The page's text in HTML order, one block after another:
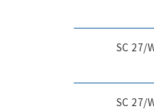
SC 27/
SC 27/